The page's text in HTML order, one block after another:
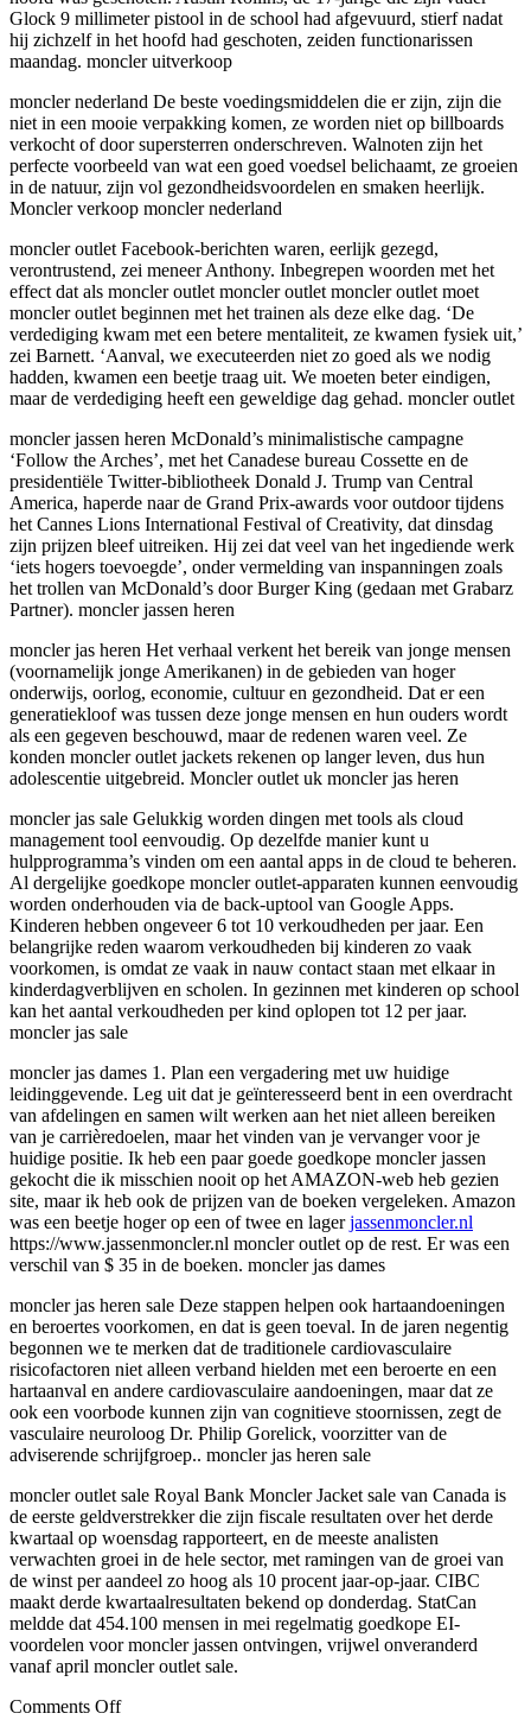
Glock 9 millimeter pistool in de school had afgevuurd, stierf nadat
hij zichzelf in het hoofd had geschoten, zeiden functionarissen
maandag. moncler uitverkoop
moncler nederland De beste voedingsmiddelen die er zijn, zijn die
niet in een mooie verpakking komen, ze worden niet op billboards
verkocht of door supersterren onderschreven. Walnoten zijn het
perfecte voorbeeld van wat een goed voedsel belichaamt, ze groeien
in de natuur, zijn vol gezondheidsvoordelen en smaken heerlijk.
Moncler verkoop moncler nederland
moncler outlet Facebook-berichten waren, eerlijk gezegd,
verontrustend, zei meneer Anthony. Inbegrepen woorden met het
effect dat als moncler outlet moncler outlet moncler outlet moet
moncler outlet beginnen met het trainen als deze elke dag. ‘De
verdediging kwam met een betere mentaliteit, ze kwamen fysiek uit,’
zei Barnett. ‘Aanval, we executeerden niet zo goed als we nodig
hadden, kwamen een beetje traag uit. We moeten beter eindigen,
maar de verdediging heeft een geweldige dag gehad. moncler outlet
moncler jassen heren McDonald’s minimalistische campagne
‘Follow the Arches’, met het Canadese bureau Cossette en de
presidentiële Twitter-bibliotheek Donald J. Trump van Central
America, haperde naar de Grand Prix-awards voor outdoor tijdens
het Cannes Lions International Festival of Creativity, dat dinsdag
zijn prijzen bleef uitreiken. Hij zei dat veel van het ingediende werk
‘iets hogers toevoegde’, onder vermelding van inspanningen zoals
het trollen van McDonald’s door Burger King (gedaan met Grabarz
Partner). moncler jassen heren
moncler jas heren Het verhaal verkent het bereik van jonge mensen
(voornamelijk jonge Amerikanen) in de gebieden van hoger
onderwijs, oorlog, economie, cultuur en gezondheid. Dat er een
generatiekloof was tussen deze jonge mensen en hun ouders wordt
als een gegeven beschouwd, maar de redenen waren veel. Ze
konden moncler outlet jackets rekenen op langer leven, dus hun
adolescentie uitgebreid. Moncler outlet uk moncler jas heren
moncler jas sale Gelukkig worden dingen met tools als cloud
management tool eenvoudig. Op dezelfde manier kunt u
hulpprogramma’s vinden om een ​​aantal apps in de cloud te beheren.
Al dergelijke goedkope moncler outlet-apparaten kunnen eenvoudig
worden onderhouden via de back-uptool van Google Apps.
Kinderen hebben ongeveer 6 tot 10 verkoudheden per jaar. Een
belangrijke reden waarom verkoudheden bij kinderen zo vaak
voorkomen, is omdat ze vaak in nauw contact staan ​​met elkaar in
kinderdagverblijven en scholen. In gezinnen met kinderen op school
kan het aantal verkoudheden per kind oplopen tot 12 per jaar.
moncler jas sale
moncler jas dames 1. Plan een vergadering met uw huidige
leidinggevende. Leg uit dat je geïnteresseerd bent in een overdracht
van afdelingen en samen wilt werken aan het niet alleen bereiken
van je carrièredoelen, maar het vinden van je vervanger voor je
huidige positie. Ik heb een paar goede goedkope moncler jassen
gekocht die ik misschien nooit op het AMAZON-web heb gezien
site, maar ik heb ook de prijzen van de boeken vergeleken. Amazon
was een beetje hoger op een of twee en lagerjassenmoncler.nl
https://www.jassenmoncler.nl moncler outlet op de rest. Er was een
verschil van $ 35 in de boeken. moncler jas dames
moncler jas heren sale Deze stappen helpen ook hartaandoeningen
en beroertes voorkomen, en dat is geen toeval. In de jaren negentig
begonnen we te merken dat de traditionele cardiovasculaire
risicofactoren niet alleen verband hielden met een beroerte en een
hartaanval en andere cardiovasculaire aandoeningen, maar dat ze
ook een voorbode kunnen zijn van cognitieve stoornissen, zegt de
vasculaire neuroloog Dr. Philip Gorelick, voorzitter van de
adviserende schrijfgroep.. moncler jas heren sale
moncler outlet sale Royal Bank Moncler Jacket sale van Canada is
de eerste geldverstrekker die zijn fiscale resultaten over het derde
kwartaal op woensdag rapporteert, en de meeste analisten
verwachten groei in de hele sector, met ramingen van de groei van
de winst per aandeel zo hoog als 10 procent jaar-op-jaar. CIBC
maakt derde kwartaalresultaten bekend op donderdag. StatCan
meldde dat 454.100 mensen in mei regelmatig goedkope EI-
voordelen voor moncler jassen ontvingen, vrijwel onveranderd
vanaf april moncler outlet sale.
Comments Offon